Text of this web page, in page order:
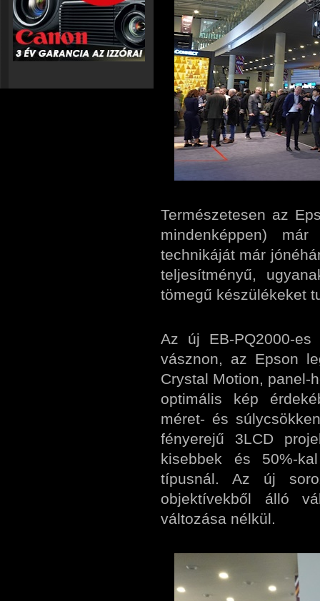
Természetesen az
mindenképpen)
technikáját már
teljesítményű,
tömegű készülékeket
Az új EB-PQ2000-
vásznon, az Epson
Crystal Motion, panel-
optimális kép
méret- és
fényerejű 3LCD
kisebbek és 50%-
típusnál. Az új
objektívekből álló
változása nélkül.